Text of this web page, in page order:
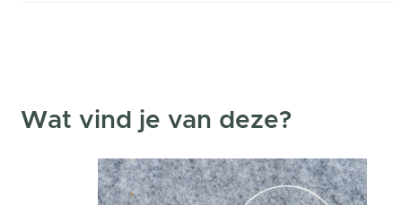
Wat vind je van deze?